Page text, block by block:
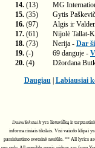
14. (13) MG
15. (35) Gytis
16. (97) Algis ir
17. (61) Nijolė Tallat-
18. (73) Nerija - Dar
19. (-) 69 danguje -
20. (4) Džordana
Daugiau| Labiausiai
DainuTekstai.ltyra lietuviškų ir
informaciniais tikslais. Visi vaizdo klipai
parsisiuntimo svetainė nesiūlo. ** All lyrics